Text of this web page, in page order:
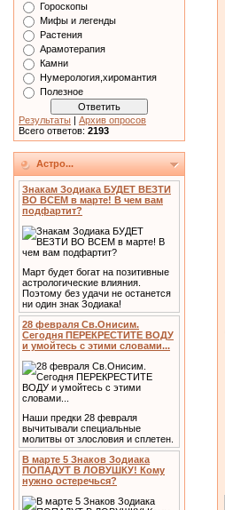
Гороскопы
Мифы и легенды
Растения
Арамотерапия
Камни
Нумерология,хиромантия
Полезное
Результаты | Архив опросов
Всего ответов: 2193
Астро...
Знакам Зодиака БУДЕТ ВЕЗТИ
ВО ВСЕМ в марте! В чем вам
подфартит?
Март будет богат на позитивные
астрологические влияния.
Поэтому без удачи не останется
ни один знак Зодиака!
28 февраля Св.Онисим.
Сегодня ПЕРЕКРЕСТИТЕ ВОДУ
и умойтесь с этими словами...
Наши предки 28 февраля
вычитывали специальные
молитвы от злословия и сплетен.
В марте 5 Знаков Зодиака
ПОПАДУТ В ЛОВУШКУ! Кому
нужно остеречься?